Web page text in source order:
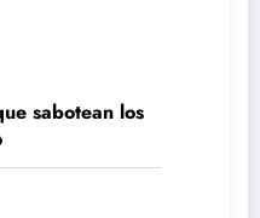
sabotean los